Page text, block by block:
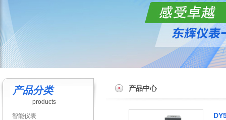
产品分类
products
智能仪表
产品中心